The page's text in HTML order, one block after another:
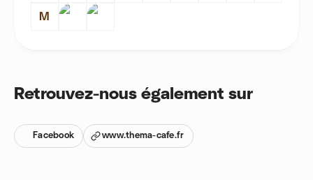
M
Retrouvez-nous également sur
Facebook www.thema-cafe.fr